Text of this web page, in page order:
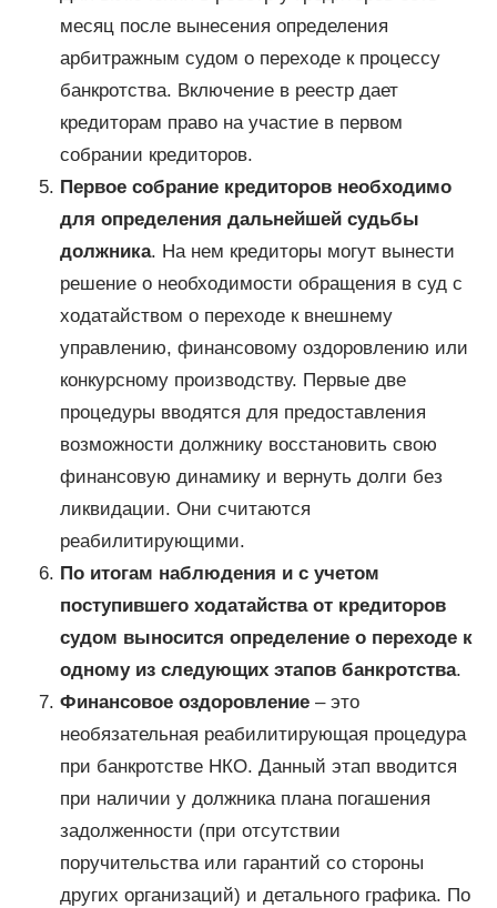
месяц после вынесения определения
арбитражным судом о переходе к процессу
банкротства. Включение в реестр дает
кредиторам право на участие в первом
собрании кредиторов.
Первое собрание кредиторов необходимо
для определения дальнейшей судьбы
должника. На нем кредиторы могут вынести
решение о необходимости обращения в суд с
ходатайством о переходе к внешнему
управлению, финансовому оздоровлению или
конкурсному производству. Первые две
процедуры вводятся для предоставления
возможности должнику восстановить свою
финансовую динамику и вернуть долги без
ликвидации. Они считаются
реабилитирующими.
По итогам наблюдения и с учетом
поступившего ходатайства от кредиторов
судом выносится определение о переходе к
одному из следующих этапов банкротства.
Финансовое оздоровление– это
необязательная реабилитирующая процедура
при банкротстве НКО. Данный этап вводится
при наличии у должника плана погашения
задолженности (при отсутствии
поручительства или гарантий со стороны
других организаций) и детального графика. По